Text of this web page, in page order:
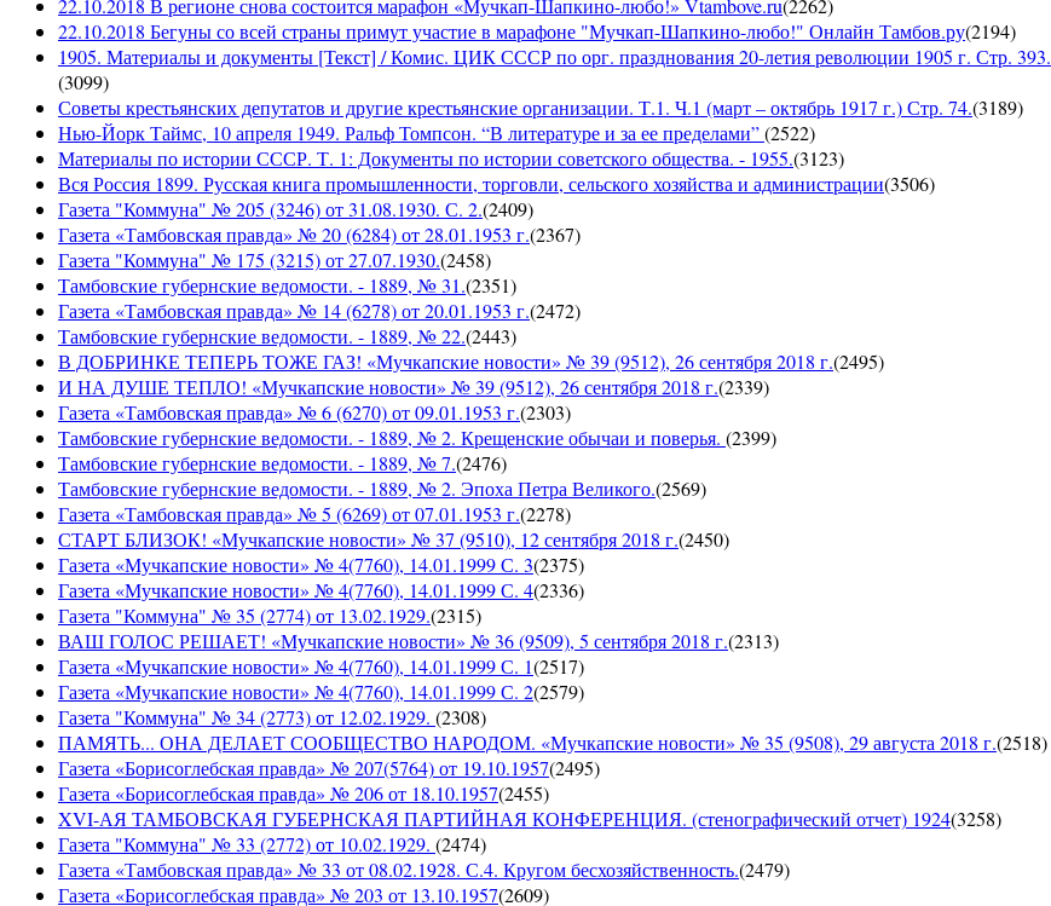
22.10.2018 В регионе снова состоится марафон «Мучкап-Шапкино-любо!» Vtambove.ru(2262)
22.10.2018 Бегуны со всей страны примут участие в марафоне "Мучкап-Шапкино-любо!" Онлайн Тамбов.ру(2194)
1905. Материалы и документы [Текст] / Комис. ЦИК СССР по орг. празднования 20-летия революции 1905 г. Стр. 393.
(3099)
Советы крестьянских депутатов и другие крестьянские организации. Т.1. Ч.1 (март – октябрь 1917 г.) Стр. 74.(3189)
Нью-Йорк Таймс, 10 апреля 1949. Ральф Томпсон. “В литературе и за ее пределами”(2522)
Материалы по истории СССР. Т. 1: Документы по истории советского общества. - 1955.(3123)
Вся Россия 1899. Русская книга промышленности, торговли, сельского хозяйства и администрации(3506)
Газета "Коммуна" № 205 (3246) от 31.08.1930. С. 2.(2409)
Газета «Тамбовская правда» № 20 (6284) от 28.01.1953 г.(2367)
Газета "Коммуна" № 175 (3215) от 27.07.1930.(2458)
Тамбовские губернские ведомости. - 1889, № 31.(2351)
Газета «Тамбовская правда» № 14 (6278) от 20.01.1953 г.(2472)
Тамбовские губернские ведомости. - 1889, № 22.(2443)
В ДОБРИНКЕ ТЕПЕРЬ ТОЖЕ ГАЗ! «Мучкапские новости» № 39 (9512), 26 сентября 2018 г.(2495)
И НА ДУШЕ ТЕПЛО! «Мучкапские новости» № 39 (9512), 26 сентября 2018 г.(2339)
Газета «Тамбовская правда» № 6 (6270) от 09.01.1953 г.(2303)
Тамбовские губернские ведомости. - 1889, № 2. Крещенские обычаи и поверья. (2399)
Тамбовские губернские ведомости. - 1889, № 7.(2476)
Тамбовские губернские ведомости. - 1889, № 2. Эпоха Петра Великого.(2569)
Газета «Тамбовская правда» № 5 (6269) от 07.01.1953 г.(2278)
СТАРТ БЛИЗОК! «Мучкапские новости» № 37 (9510), 12 сентября 2018 г.(2450)
Газета «Мучкапские новости» № 4(7760), 14.01.1999 С. 3(2375)
Газета «Мучкапские новости» № 4(7760), 14.01.1999 С. 4(2336)
Газета "Коммуна" № 35 (2774) от 13.02.1929.(2315)
ВАШ ГОЛОС РЕШАЕТ! «Мучкапские новости» № 36 (9509), 5 сентября 2018 г.(2313)
Газета «Мучкапские новости» № 4(7760), 14.01.1999 С. 1(2517)
Газета «Мучкапские новости» № 4(7760), 14.01.1999 С. 2(2579)
Газета "Коммуна" № 34 (2773) от 12.02.1929. (2308)
ПАМЯТЬ... ОНА ДЕЛАЕТ СООБЩЕСТВО НАРОДОМ. «Мучкапские новости» № 35 (9508), 29 августа 2018 г.(2518)
Газета «Борисоглебская правда» № 207(5764) от 19.10.1957(2495)
Газета «Борисоглебская правда» № 206 от 18.10.1957(2455)
XVI-АЯ ТАМБОВСКАЯ ГУБЕРНСКАЯ ПАРТИЙНАЯ КОНФЕРЕНЦИЯ. (стенографический отчет) 1924(3258)
Газета "Коммуна" № 33 (2772) от 10.02.1929. (2474)
Газета «Тамбовская правда» № 33 от 08.02.1928. С.4. Кругом бесхозяйственность.(2479)
Газета «Борисоглебская правда» № 203 от 13.10.1957(2609)